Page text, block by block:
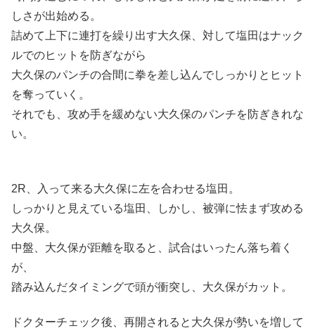
しさが出始める。
詰めて上下に連打を繰り出す大久保、対して塩田はナック
ルでのヒットを防ぎながら
大久保のパンチの合間に拳を差し込んでしっかりとヒット
を奪っていく。
それでも、攻め手を緩めない大久保のパンチを防ぎきれな
い。
2R、入って来る大久保に左を合わせる塩田。
しっかりと見えている塩田、しかし、被弾に怯まず攻める
大久保。
中盤、大久保が距離を取ると、試合はいったん落ち着く
が、
踏み込んだタイミングで頭が衝突し、大久保がカット。
ドクターチェック後、再開されると大久保が勢いを増して